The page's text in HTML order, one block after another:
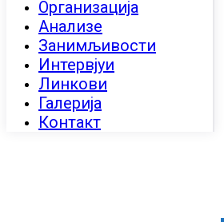
Организација
Анализе
Занимљивости
Интервјуи
Линкови
Галерија
Контакт